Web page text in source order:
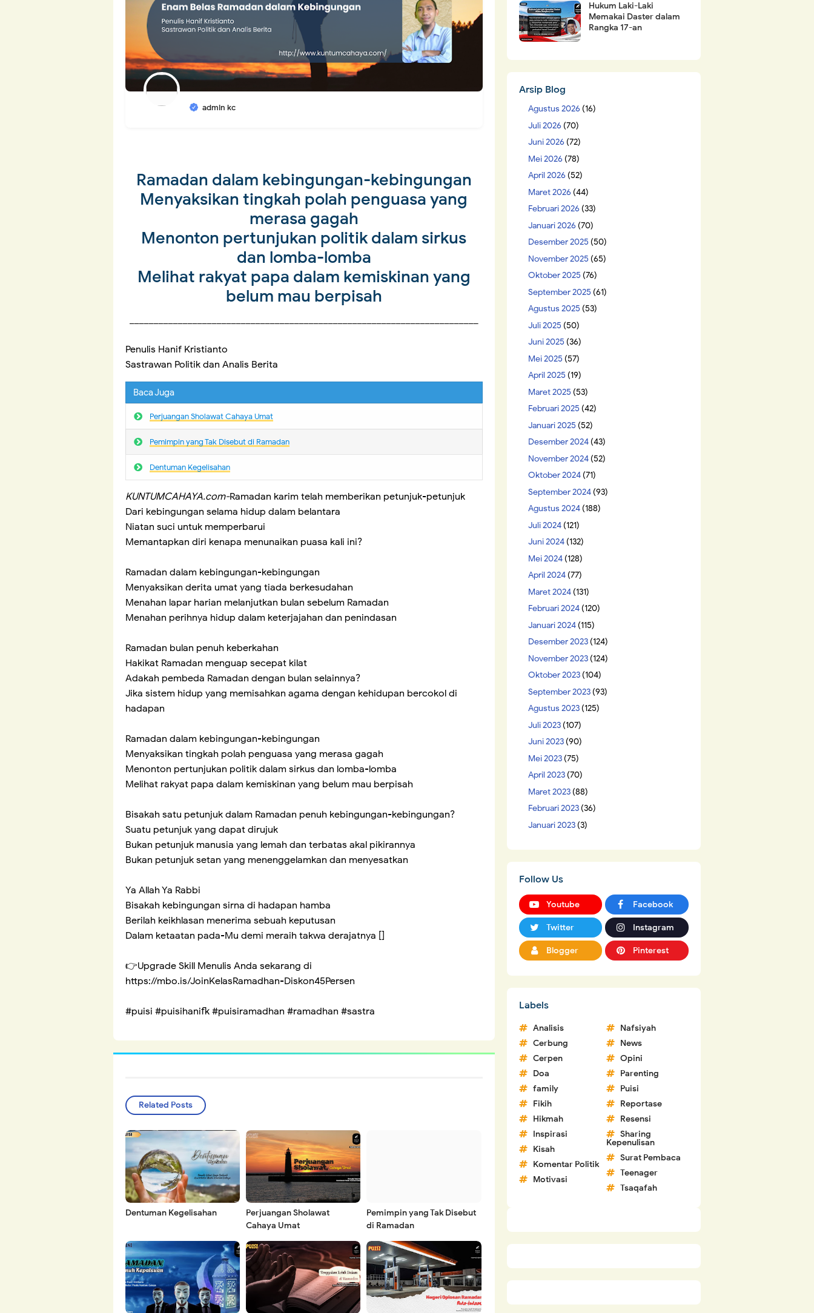
admin kc
Ramadan dalam kebingungan-kebingungan
Menyaksikan tingkah polah penguasa yang
merasa gagah
Menonton pertunjukan politik dalam sirkus
dan lomba-lomba
Melihat rakyat papa dalam kemiskinan yang
belum mau berpisah
Penulis Hanif Kristianto
Sastrawan Politik dan Analis Berita
Baca Juga
Perjuangan Sholawat Cahaya Umat
Pemimpin yang Tak Disebut di Ramadan
Dentuman Kegelisahan
KUNTUMCAHAYA.com-Ramadan karim telah memberikan petunjuk-petunjuk
Dari kebingungan selama hidup dalam belantara
Niatan suci untuk memperbarui
Memantapkan diri kenapa menunaikan puasa kali ini?
Ramadan dalam kebingungan-kebingungan
Menyaksikan derita umat yang tiada berkesudahan
Menahan lapar harian melanjutkan bulan sebelum Ramadan
Menahan perihnya hidup dalam keterjajahan dan penindasan
Ramadan bulan penuh keberkahan
Hakikat Ramadan menguap secepat kilat
Adakah pembeda Ramadan dengan bulan selainnya?
Jika sistem hidup yang memisahkan agama dengan kehidupan bercokol di
hadapan
Ramadan dalam kebingungan-kebingungan
Menyaksikan tingkah polah penguasa yang merasa gagah
Menonton pertunjukan politik dalam sirkus dan lomba-lomba
Melihat rakyat papa dalam kemiskinan yang belum mau berpisah
Bisakah satu petunjuk dalam Ramadan penuh kebingungan-kebingungan?
Suatu petunjuk yang dapat dirujuk
Bukan petunjuk manusia yang lemah dan terbatas akal pikirannya
Bukan petunjuk setan yang menenggelamkan dan menyesatkan
Ya Allah Ya Rabbi
Bisakah kebingungan sirna di hadapan hamba
Berilah keikhlasan menerima sebuah keputusan
Dalam ketaatan pada-Mu demi meraih takwa derajatnya []
👉Upgrade Skill Menulis Anda sekarang di
https://mbo.is/JoinKelasRamadhan-Diskon45Persen
#puisi #puisihanifk #puisiramadhan #ramadhan #sastra
Related Posts
Dentuman Kegelisahan
Perjuangan Sholawat
Cahaya Umat
Pemimpin yang Tak Disebut
di Ramadan
Hukum Laki-Laki
Memakai Daster dalam
Rangka 17-an
Arsip Blog
Agustus 2026 (16)
Juli 2026 (70)
Juni 2026 (72)
Mei 2026 (78)
April 2026 (52)
Maret 2026 (44)
Februari 2026 (33)
Januari 2026 (70)
Desember 2025 (50)
November 2025 (65)
Oktober 2025 (76)
September 2025 (61)
Agustus 2025 (53)
Juli 2025 (50)
Juni 2025 (36)
Mei 2025 (57)
April 2025 (19)
Maret 2025 (53)
Februari 2025 (42)
Januari 2025 (52)
Desember 2024(43)
November 2024(52)
Oktober 2024(71)
September 2024(93)
Agustus 2024(188)
Juli 2024(121)
Juni 2024(132)
Mei 2024(128)
April 2024(77)
Maret 2024(131)
Februari 2024(120)
Januari 2024(115)
Desember 2023(124)
November 2023(124)
Oktober 2023(104)
September 2023(93)
Agustus 2023(125)
Juli 2023(107)
Juni 2023(90)
Mei 2023(75)
April 2023(70)
Maret 2023(88)
Februari 2023(36)
Januari 2023(3)
Follow Us
Youtube Facebook
Twitter Instagram
Blogger Pinterest
Labels
Analisis
Cerbung
Cerpen
Doa
family
Fikih
Hikmah
Inspirasi
Kisah
Komentar Politik
Motivasi
Nafsiyah
News
Opini
Parenting
Puisi
Reportase
Resensi
Sharing
Kepenulisan
Surat Pembaca
Teenager
Tsaqafah